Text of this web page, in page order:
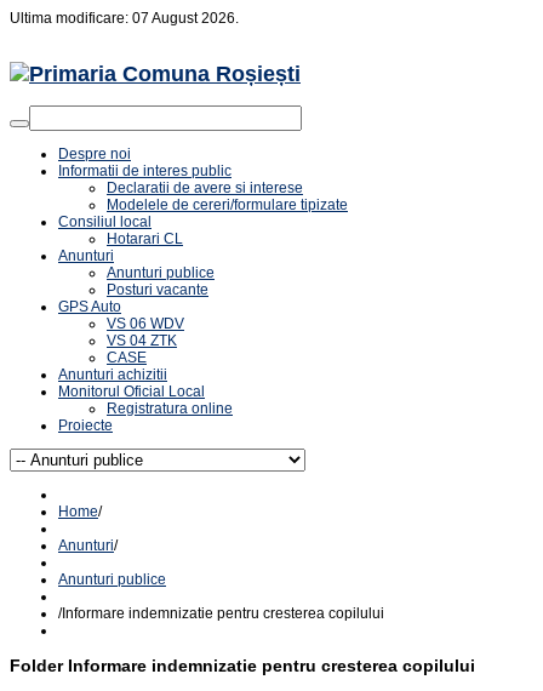
Ultima modificare: 07 August 2026.
Despre noi
Informatii de interes public
Declaratii de avere si interese
Modelele de cereri/formulare tipizate
Consiliul local
Hotarari CL
Anunturi
Anunturi publice
Posturi vacante
GPS Auto
VS 06 WDV
VS 04 ZTK
CASE
Anunturi achizitii
Monitorul Oficial Local
Registratura online
Proiecte
Home/
Anunturi/
Anunturi publice
/Informare indemnizatie pentru cresterea copilului
Folder Informare indemnizatie pentru cresterea copilului